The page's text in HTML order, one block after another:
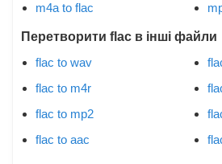
m4a to flac
Перетворити flac в інші файли
flac to wav
flac to m4r
flac to mp2
flac to aac